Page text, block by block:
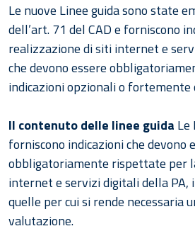
Le nuove Linee guida sono state
dell’art. 71 del CAD e forniscono
realizzazione di siti internet e
che devono essere
indicazioni opzionali o fortemente
Il contenuto delle linee guida Le
forniscono indicazioni che devono
obbligatoriamente rispettate per
internet e servizi digitali della PA,
quelle per cui si rende necessaria
valutazione.